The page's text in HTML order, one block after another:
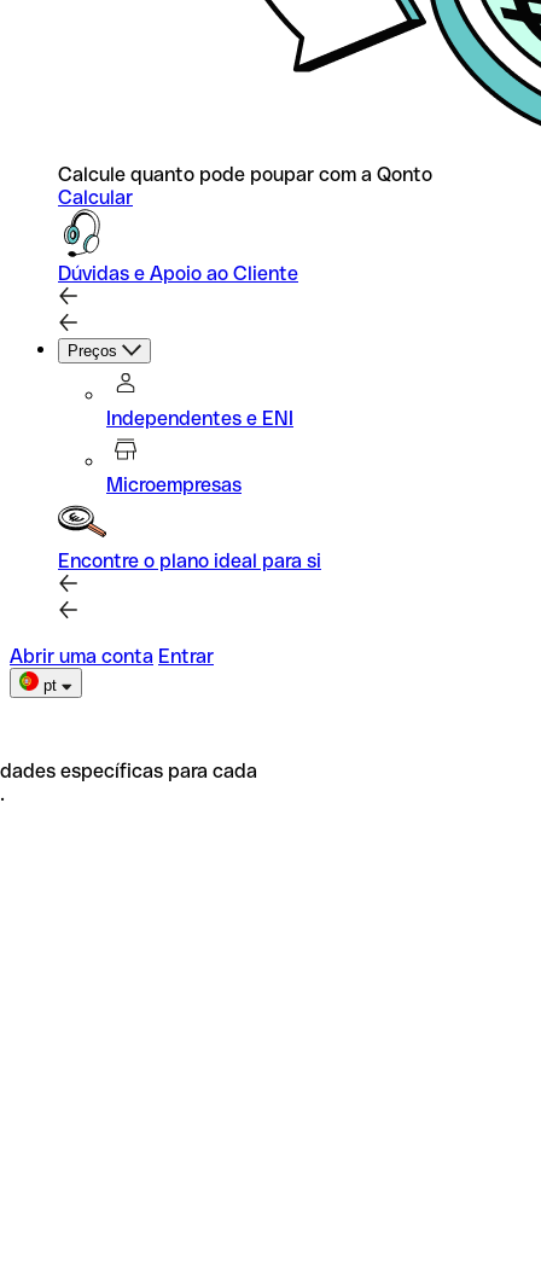
Calcule quanto pode poupar com a Qonto
Calcular
Dúvidas e Apoio ao Cliente
Preços
Independentes e ENI
Microempresas
Encontre o plano ideal para si
Abrir uma conta Entrar
pt
específicas para cada